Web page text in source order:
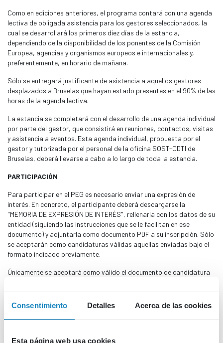
Consentimiento Detalles Acerca de las cookies
Esta página web usa cookies
Como en ediciones anteriores, el programa contará con una agenda
lectiva de obligada asistencia para los gestores seleccionados, la
cual se desarrollará los primeros diez días de la estancia,
dependiendo de la disponibilidad de los ponentes de la Comisión
Europea, agencias y organismos europeos e internacionales y,
preferentemente, en horario de mañana.
Sólo se entregará justificante de asistencia a aquellos gestores
desplazados a Bruselas que hayan estado presentes en el 90% de las
horas de la agenda lectiva.
La estancia se completará con el desarrollo de una agenda individual
por parte del gestor, que consistirá en reuniones, contactos, visitas
y asistencia a eventos. Esta agenda individual, propuesta por el
gestor y tutorizada por el personal de la oficina SOST-CDTI de
Bruselas, deberá llevarse a cabo a lo largo de toda la estancia.
PARTICIPACIÓN
Para participar en el PEG es necesario enviar una expresión de
interés. En concreto, el participante deberá descargarse la
"MEMORIA DE EXPRESIÓN DE INTERÉS", rellenarla con los datos de su
entidad (siguiendo las instrucciones que se le facilitan en ese
documento) y adjuntarla como documento PDF a su inscripción. Sólo
se aceptarán como candidaturas válidas aquellas enviadas bajo el
formato indicado previamente.
Únicamente se aceptará como válido el documento de candidatura
cartas de motivación, ni CV individuales, ni cualquier otra
documentación adicional, siendo motivo de exclusión por defecto de
máximo de 10. Se priorizarán aquellas organizaciones con capacidad